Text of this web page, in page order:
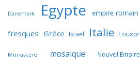
Danemark Egypte empire romain
fresques Grèce Israël Italie Louxor
Monastère mosaïque Nouvel Empire